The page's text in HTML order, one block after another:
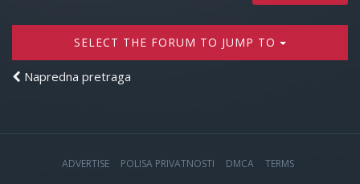
SELECT THE FORUM TO JUMP TO
Napredna pretraga
ADVERTISE POLISA PRIVATNOSTI DMCA TERMS